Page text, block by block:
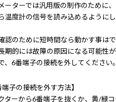
ーターでは汎用版の制作のために
温度計の信号を読み込めるように
認のために短時間なら動かす事は
期的には故障の原因になる可能性
、6番端子の接続を外してください。
端子の接続を外す方法】
ターから6番端子を抜くか、黄/緑